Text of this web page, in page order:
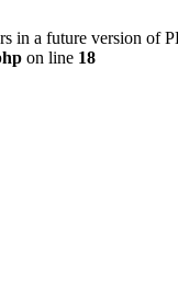
in a future version of
on line 18